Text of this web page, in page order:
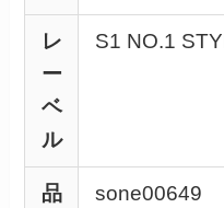
レ
ー
ベ
ル
S1 NO.1
品
sone00649